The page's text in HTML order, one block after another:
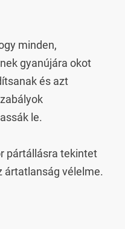
minden,
gyanújára okot
és azt
le.
pártállásra tekintet
ártatlanság vélelme.